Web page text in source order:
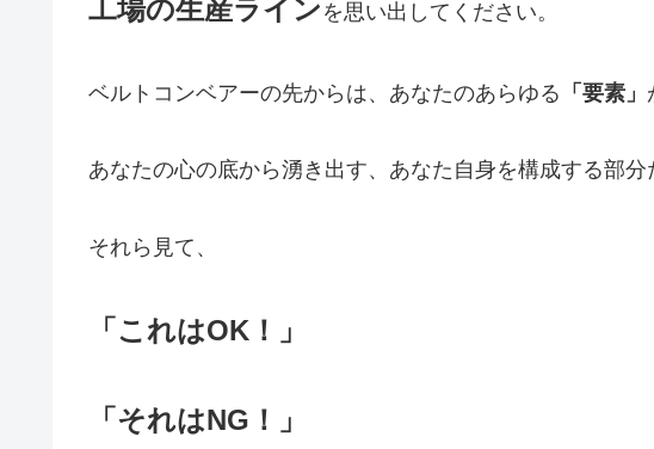
工場の生産ライン を思い出してください。
ベルトコンベアーの先からは、あなたのあらゆる 「要素」
あなたの心の底から湧き出す、あなた自身を構成する部分
それら見て、
「これはOK！」
「それはNG！」